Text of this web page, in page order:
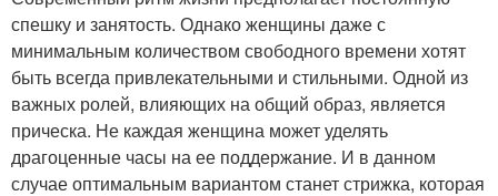
спешку и занятость. Однако женщины даже с
минимальным количеством свободного времени хотят
быть всегда привлекательными и стильными. Одной из
важных ролей, влияющих на общий образ, является
прическа. Не каждая женщина может уделять
драгоценные часы на ее поддержание. И в данном
случае оптимальным вариантом станет стрижка, которая